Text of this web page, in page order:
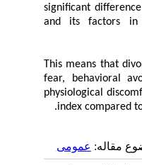
significant
and its factors
This means that
fear, behavioral
physiological
index compared
مقاله:عمومى